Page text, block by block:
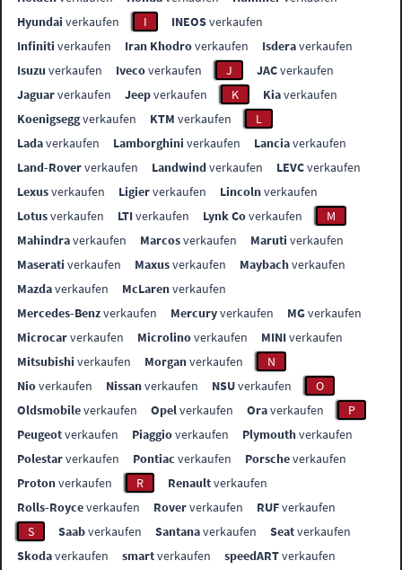
Hyundai verkaufen I INEOSverkaufen
Infiniti verkaufen Iran Khodroverkaufen Isderaverkaufen
Isuzu verkaufen Ivecoverkaufen J JACverkaufen
Jaguarverkaufen Jeepverkaufen K Kiaverkaufen
Koenigseggverkaufen KTM verkaufen
L
Ladaverkaufen Lamborghini verkaufen Lanciaverkaufen
Land-Roververkaufen Landwindverkaufen LEVCverkaufen
Lexusverkaufen Ligierverkaufen Lincolnverkaufen
Lotusverkaufen LTIverkaufen Lynk Coverkaufen
M
Mahindraverkaufen Marcosverkaufen Maruti verkaufen
Maserati verkaufen Maxusverkaufen Maybachverkaufen
Mazdaverkaufen McLarenverkaufen
Mercedes-Benzverkaufen Mercuryverkaufen MGverkaufen
Microcarverkaufen Microlinoverkaufen MINIverkaufen
Mitsubishi verkaufen Morganverkaufen
N
Nioverkaufen Nissanverkaufen NSUverkaufen
O
Oldsmobileverkaufen Opelverkaufen Oraverkaufen
P
Peugeotverkaufen Piaggioverkaufen Plymouthverkaufen
Polestarverkaufen Pontiac verkaufen Porscheverkaufen
Protonverkaufen R Renaultverkaufen
Rolls-Royceverkaufen Roververkaufen RUFverkaufen
S
Saabverkaufen Santanaverkaufen Seatverkaufen
Skodaverkaufen smartverkaufen speedARTverkaufen